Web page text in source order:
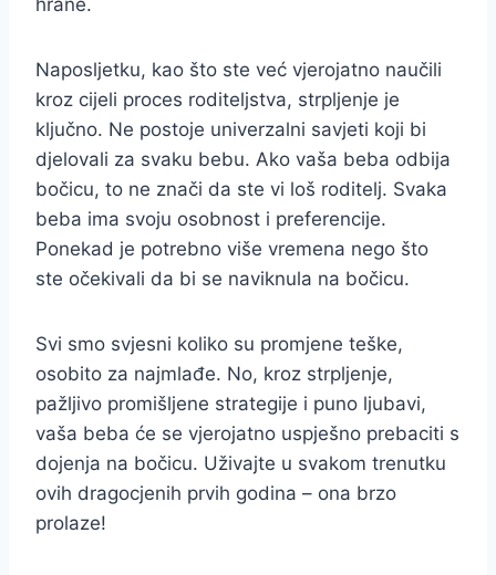
hrane.
Naposljetku, kao što ste već vjerojatno naučili
kroz cijeli proces roditeljstva, strpljenje je
ključno. Ne postoje univerzalni savjeti koji bi
djelovali za svaku bebu. Ako vaša beba odbija
bočicu, to ne znači da ste vi loš roditelj. Svaka
beba ima svoju osobnost i preferencije.
Ponekad je potrebno više vremena nego što
ste očekivali da bi se naviknula na bočicu.
Svi smo svjesni koliko su promjene teške,
osobito za najmlađe. No, kroz strpljenje,
pažljivo promišljene strategije i puno ljubavi,
vaša beba će se vjerojatno uspješno prebaciti s
dojenja na bočicu. Uživajte u svakom trenutku
ovih dragocjenih prvih godina – ona brzo
prolaze!